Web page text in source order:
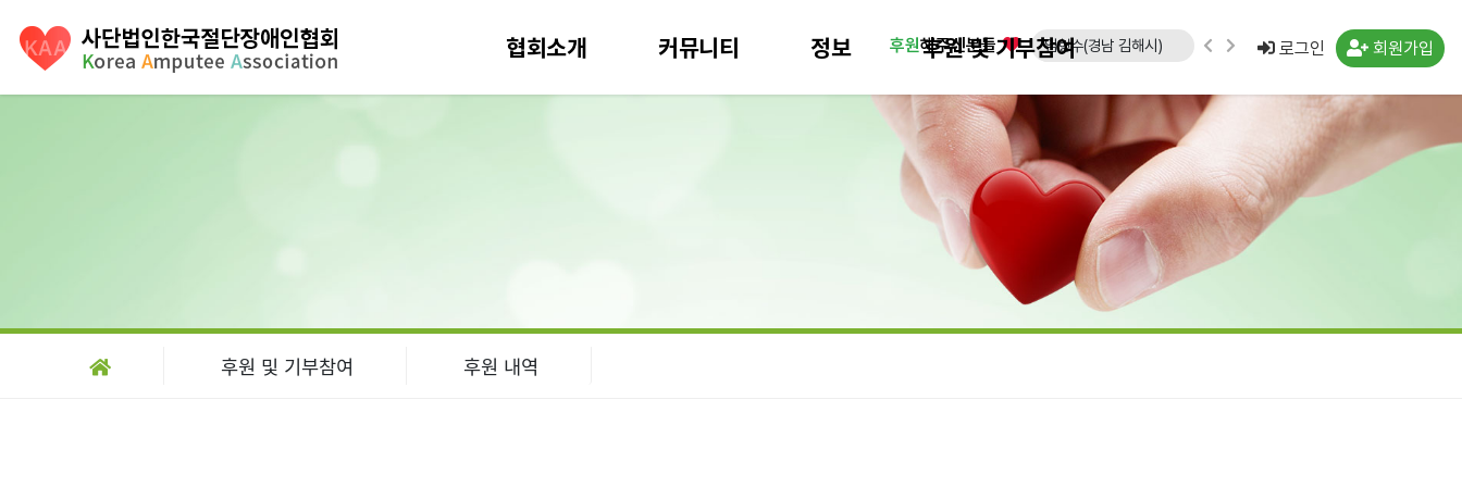
후원해주신분들
임형수(경남 김해시)
김도영(경북 포항시)
노창래(경기 화성시)
김수연(경기 수원시)
강운규(경기 수원시)
신선일(경기 수원시)
임종국(경기 화성시)
류민우(경남 양산시)
박경희
로그인 회원가입
협회소개 커뮤니티 정보 후원 및 기부참여
후원 및 기부참여 후원 내역